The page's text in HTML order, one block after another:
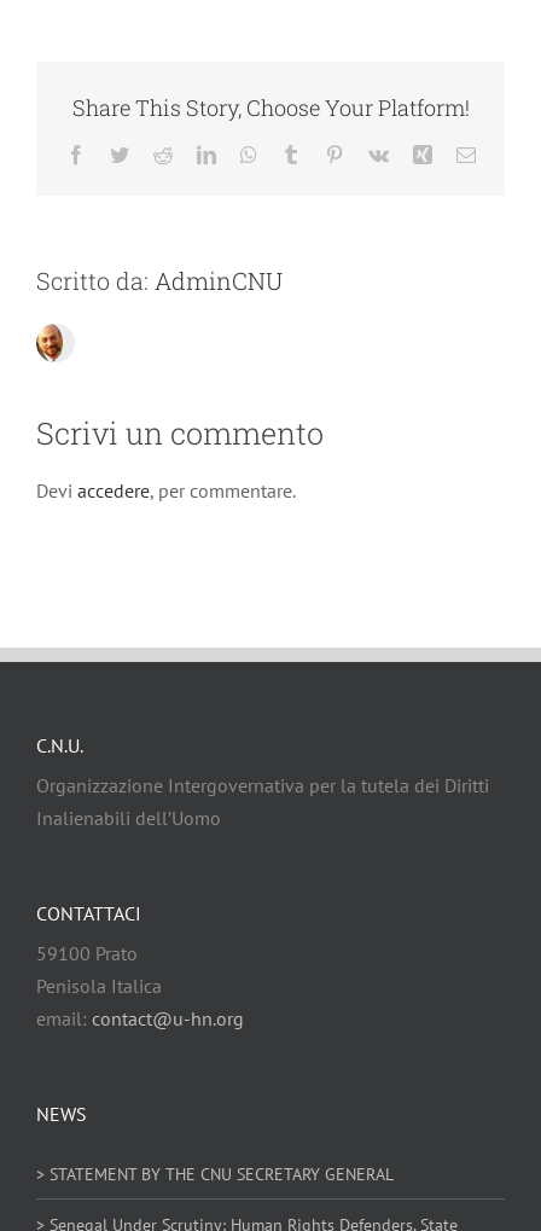
Share This Story, Choose Your Platform!
Facebook
TwitterRedditLinkedInWhatsApp
Tumblr Pinterest
Vk Xing Email
Scritto da: AdminCNU
Scrivi un commento
Devi accedere, per commentare.
C.N.U.
Organizzazione Intergovernativa per la tutela dei Diritti
Inalienabili dell’Uomo
NEWS
> STATEMENT BY THE CNU SECRETARY GENERAL
> Senegal Under Scrutiny: Human Rights Defenders, State
CONTATTACI
59100 Prato
Penisola Italica
email: contact@u-hn.org